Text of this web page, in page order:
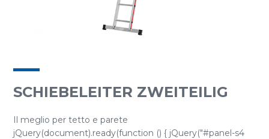
SCHIEBELEITER ZWEITEILIG
Il meglio per tetto e parete
jQuery(document).ready(function () { jQuery("#panel-s4